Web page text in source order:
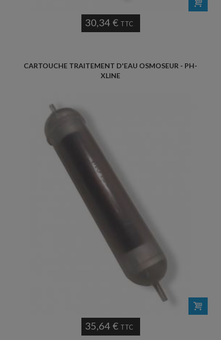
30,34 € TTC
CARTOUCHE TRAITEMENT D'EAU OSMOSEUR - PH-
XLINE
35,64 € TTC